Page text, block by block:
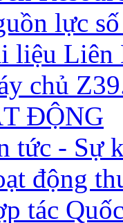
lực
liệu Liên
chủ
ĐỘNG
tức - Sự
động
tác